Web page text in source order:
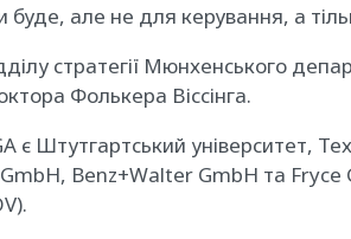
але не для керування, а
стратегії Мюнхенського
Фолькера Віссінга.
Штутгартський університет,
Benz+Walter GmbH та